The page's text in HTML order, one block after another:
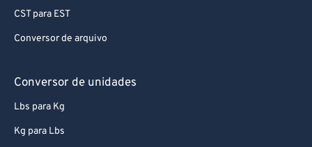
CST para EST
Conversor de arquivo
Conversor de unidades
Lbs para Kg
Kg para Lbs